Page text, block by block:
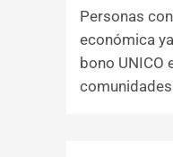
Personas
económica
bono UNICO